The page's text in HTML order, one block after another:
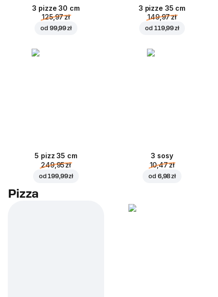
3 pizze 30 cm
125,97 zł
od 99,99 zł
3 pizze 35 cm
149,97 zł
od 119,99 zł
5 pizz 35 cm
249,95 zł
od199,99 zł
3 sosy
10,47 zł
od 6,98 zł
Pizza